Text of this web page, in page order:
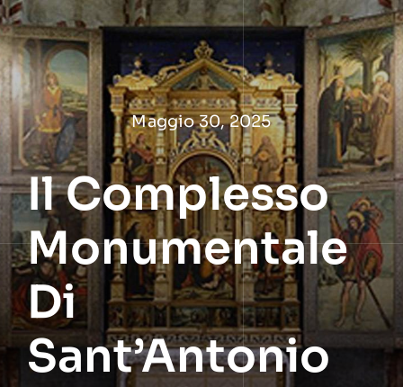
Salta
al
contenuto
Maggio 30, 2025
Il Complesso
Monumentale
Di
Sant’Antonio